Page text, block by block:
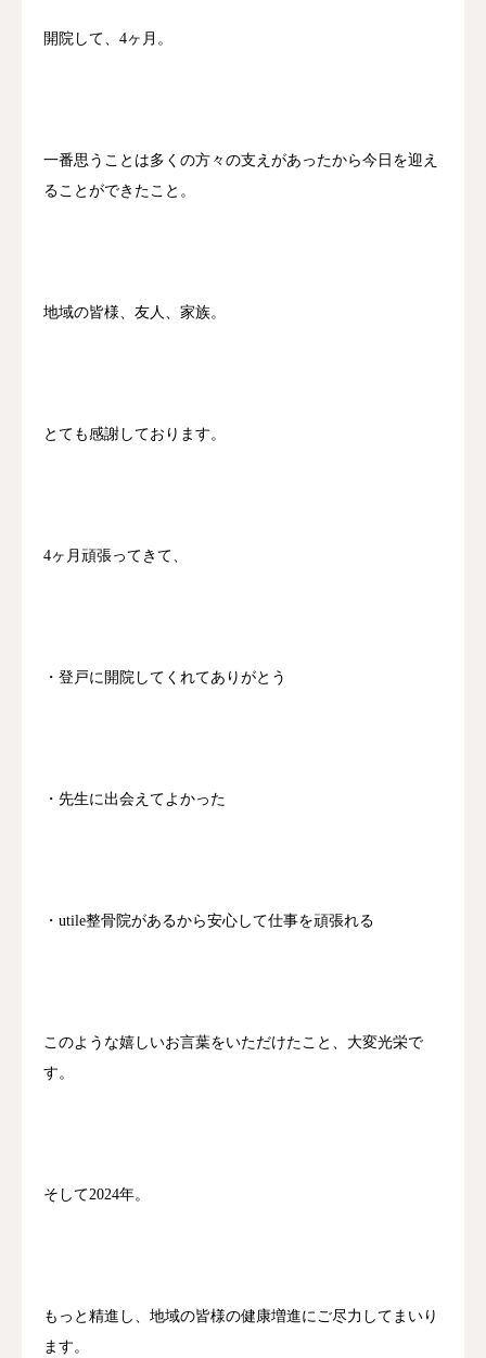
開院して、4ヶ月。
一番思うことは多くの方々の支えがあったから今日を迎え
ることができたこと。
地域の皆様、友人、家族。
とても感謝しております。
4ヶ月頑張ってきて、
・登戸に開院してくれてありがとう
・先生に出会えてよかった
・utile整骨院があるから安心して仕事を頑張れる
このような嬉しいお言葉をいただけたこと、大変光栄で
す。
そして2024年。
もっと精進し、地域の皆様の健康増進にご尽力してまいり
ます。